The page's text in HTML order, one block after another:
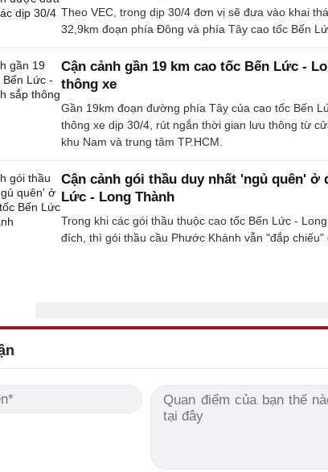
Theo VEC, trong dịp 30/4 đơn vị sẽ đưa vào khai
32,9km đoạn phía Đông và phía Tây cao tốc Bến
Cận cảnh gần 19 km cao tốc Bến Lức -
thông xe
Gần 19km đoạn đường phía Tây của cao tốc Bến
thông xe dịp 30/4, rút ngắn thời gian lưu thông từ
khu Nam và trung tâm TP.HCM.
Cận cảnh gói thầu duy nhất 'ngủ quên' ở
Lức - Long Thành
Trong khi các gói thầu thuộc cao tốc Bến Lức -
đích, thì gói thầu cầu Phước Khánh vẫn "đắp